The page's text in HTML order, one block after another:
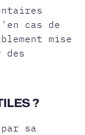
cas de
mise
des
?
sa